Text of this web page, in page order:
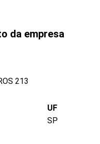
da empresa
213
UF
SP